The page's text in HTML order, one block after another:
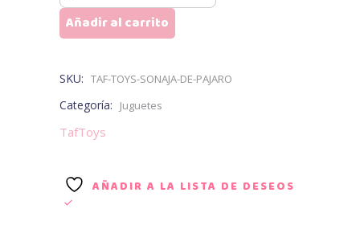
de
Ave
TOYS
Añadir al carrito
SKU: TAF-TOYS-SONAJA-DE-PAJARO
Categoría: Juguetes
TafToys
AÑADIR A LA LISTA DE DESEOS